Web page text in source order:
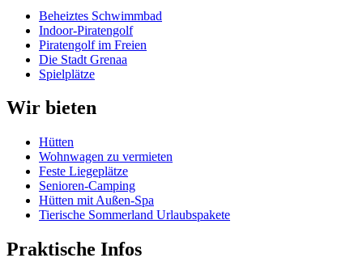
Beheiztes Schwimmbad
Indoor-Piratengolf
Piratengolf im Freien
Die Stadt Grenaa
Spielplätze
Wir bieten
Hütten
Wohnwagen zu vermieten
Feste Liegeplätze
Senioren-Camping
Hütten mit Außen-Spa
Tierische Sommerland Urlaubspakete
Praktische Infos